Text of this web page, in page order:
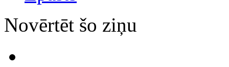
Novērtēt šo ziņu